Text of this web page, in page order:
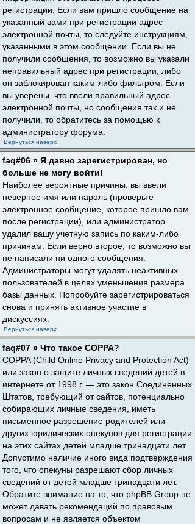
регистрации. Если вам пришло сообщение на
указанный вами при регистрации адрес
электронной почты, то следуйте инструкциям,
указанными в этом сообщении. Если вы не
получили сообщения, то возможно вы указали
неправильный адрес при регистрации, либо
он заблокирован каким-либо фильтром. Если
вы уверены, что ввели правильный адрес
электронной почты, но сообщения так и не
получили, то обратитесь за помощью к
администратору форума.
Вернуться наверх
faq#06 » Я давно зарегистрирован, но
больше не могу войти!
Наиболее вероятные причины: вы ввели
неверное имя или пароль (проверьте
электронное сообщение, которое пришло вам
после регистрации), или администратор
удалил вашу учетную запись по каким-либо
причинам. Если верно второе, то возможно вы
не написали ни одного сообщения.
Администраторы могут удалять неактивных
пользователей в целях уменьшения размера
базы данных. Попробуйте зарегистрироваться
снова и принять активное участие в
дискуссиях.
Вернуться наверх
faq#07 » Что такое COPPA?
COPPA (Child Online Privacy and Protection Act)
или закон о защите личных сведений детей в
интернете от 1998 г. — это закон Соединенных
Штатов, требующий от сайтов, потенциально
собирающих личные сведения, иметь
письменное разрешение родителей или
других юридических опекунов для регистрации
на этих сайтах детей младше тринадцати лет.
Допустимо наличие иного вида подтверждения
того, что опекуны разрешают сбор личных
сведений от детей младше тринадцати лет.
Обратите внимание на то, что phpBB Group не
может давать рекомендаций по правовым
вопросам и не является объектом